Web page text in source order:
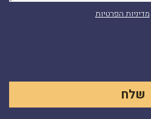
מדיניות הפרטיות